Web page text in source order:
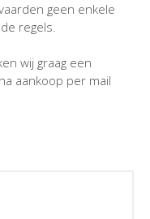
geen enkele
regels.
wij graag een
aankoop per mail